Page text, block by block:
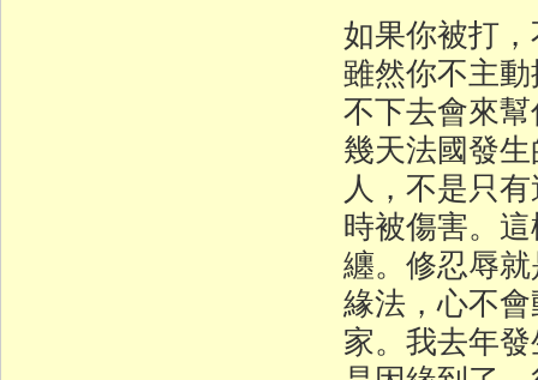
如果你被打
雖然你不主
不下去會來
幾天法國發
人，不是只
時被傷害。
纏。修忍辱
緣法，心不
家。我去年